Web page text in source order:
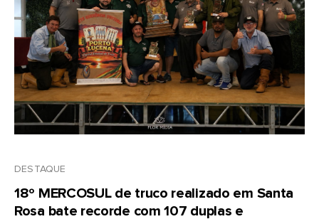
DESTAQUE
18º MERCOSUL de truco realizado em Santa
Rosa bate recorde com 107 duplas e